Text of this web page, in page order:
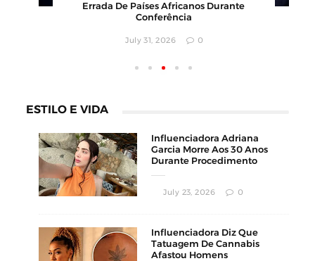
Faturamento Milionário
ESTILO E VIDA
Influenciadora Adriana
Garcia Morre Aos 30 Anos
Durante Procedimento
July 23, 2026 0
Influenciadora Diz Que
Tatuagem De Cannabis
Afastou Homens